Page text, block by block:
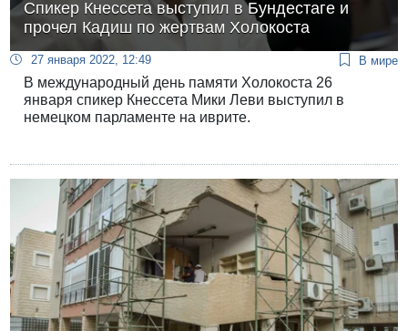
Спикер Кнессета выступил в Бундестаге и
прочел Кадиш по жертвам Холокоста
27 января 2022, 12:49 В мире
В международный день памяти Холокоста 26
января спикер Кнессета Мики Леви выступил в
немецком парламенте на иврите.